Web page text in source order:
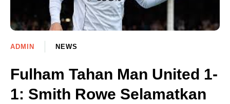
ADMIN NEWS
Fulham Tahan Man United 1-
1: Smith Rowe Selamatkan